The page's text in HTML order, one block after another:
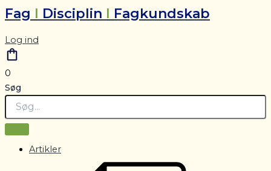
Fag I Disciplin I Fagkundskab
Log ind
0
Søg
Artikler